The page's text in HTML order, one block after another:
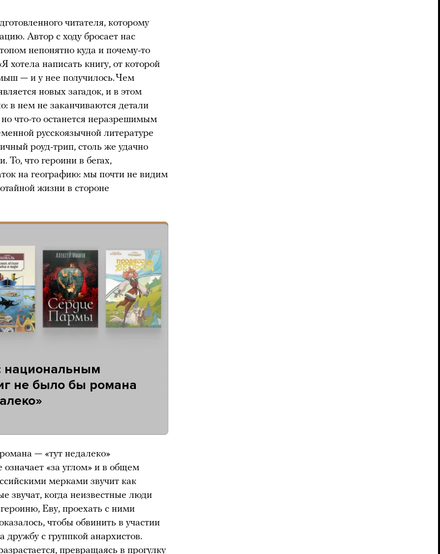
читателя, которому
Автор с ходу бросает нас
непонятно куда и почему-то
хотела написать книгу, от которой
— и у нее получилось. Чем
новых загадок, и в этом
в нем не заканчиваются детали
что-то останется неразрешимым
русскоязычной литературе
роуд-трип, столь же удачно
То, что героини в бегах,
на географию: мы почти не видим
жизни в стороне
национальным
не было бы романа
— «тут недалеко»
означает «за углом» и в общем
мерками звучит как
звучат, когда неизвестные люди
Еву, проехать с ними
чтобы обвинить в участии
дружбу с группкой анархистов.
превращаясь в прогулку